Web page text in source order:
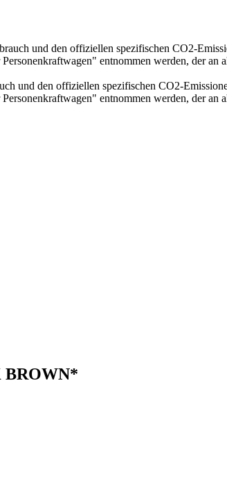
und den offiziellen spezifischen CO2-
entnommen werden, der
und den offiziellen spezifischen CO2-
entnommen werden, der
BROWN*